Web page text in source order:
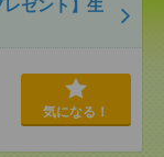
ゼント】生
気になる！